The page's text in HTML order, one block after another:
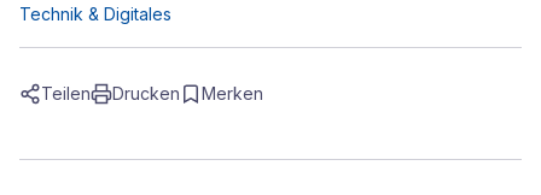
Technik & Digitales
Teilen Drucken Merken